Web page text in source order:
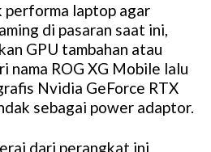
performa laptop agar
di pasaran saat ini,
GPU tambahan atau
nama ROG XG Mobile lalu
Nvidia GeForce RTX
sebagai power adaptor.
dari perangkat ini